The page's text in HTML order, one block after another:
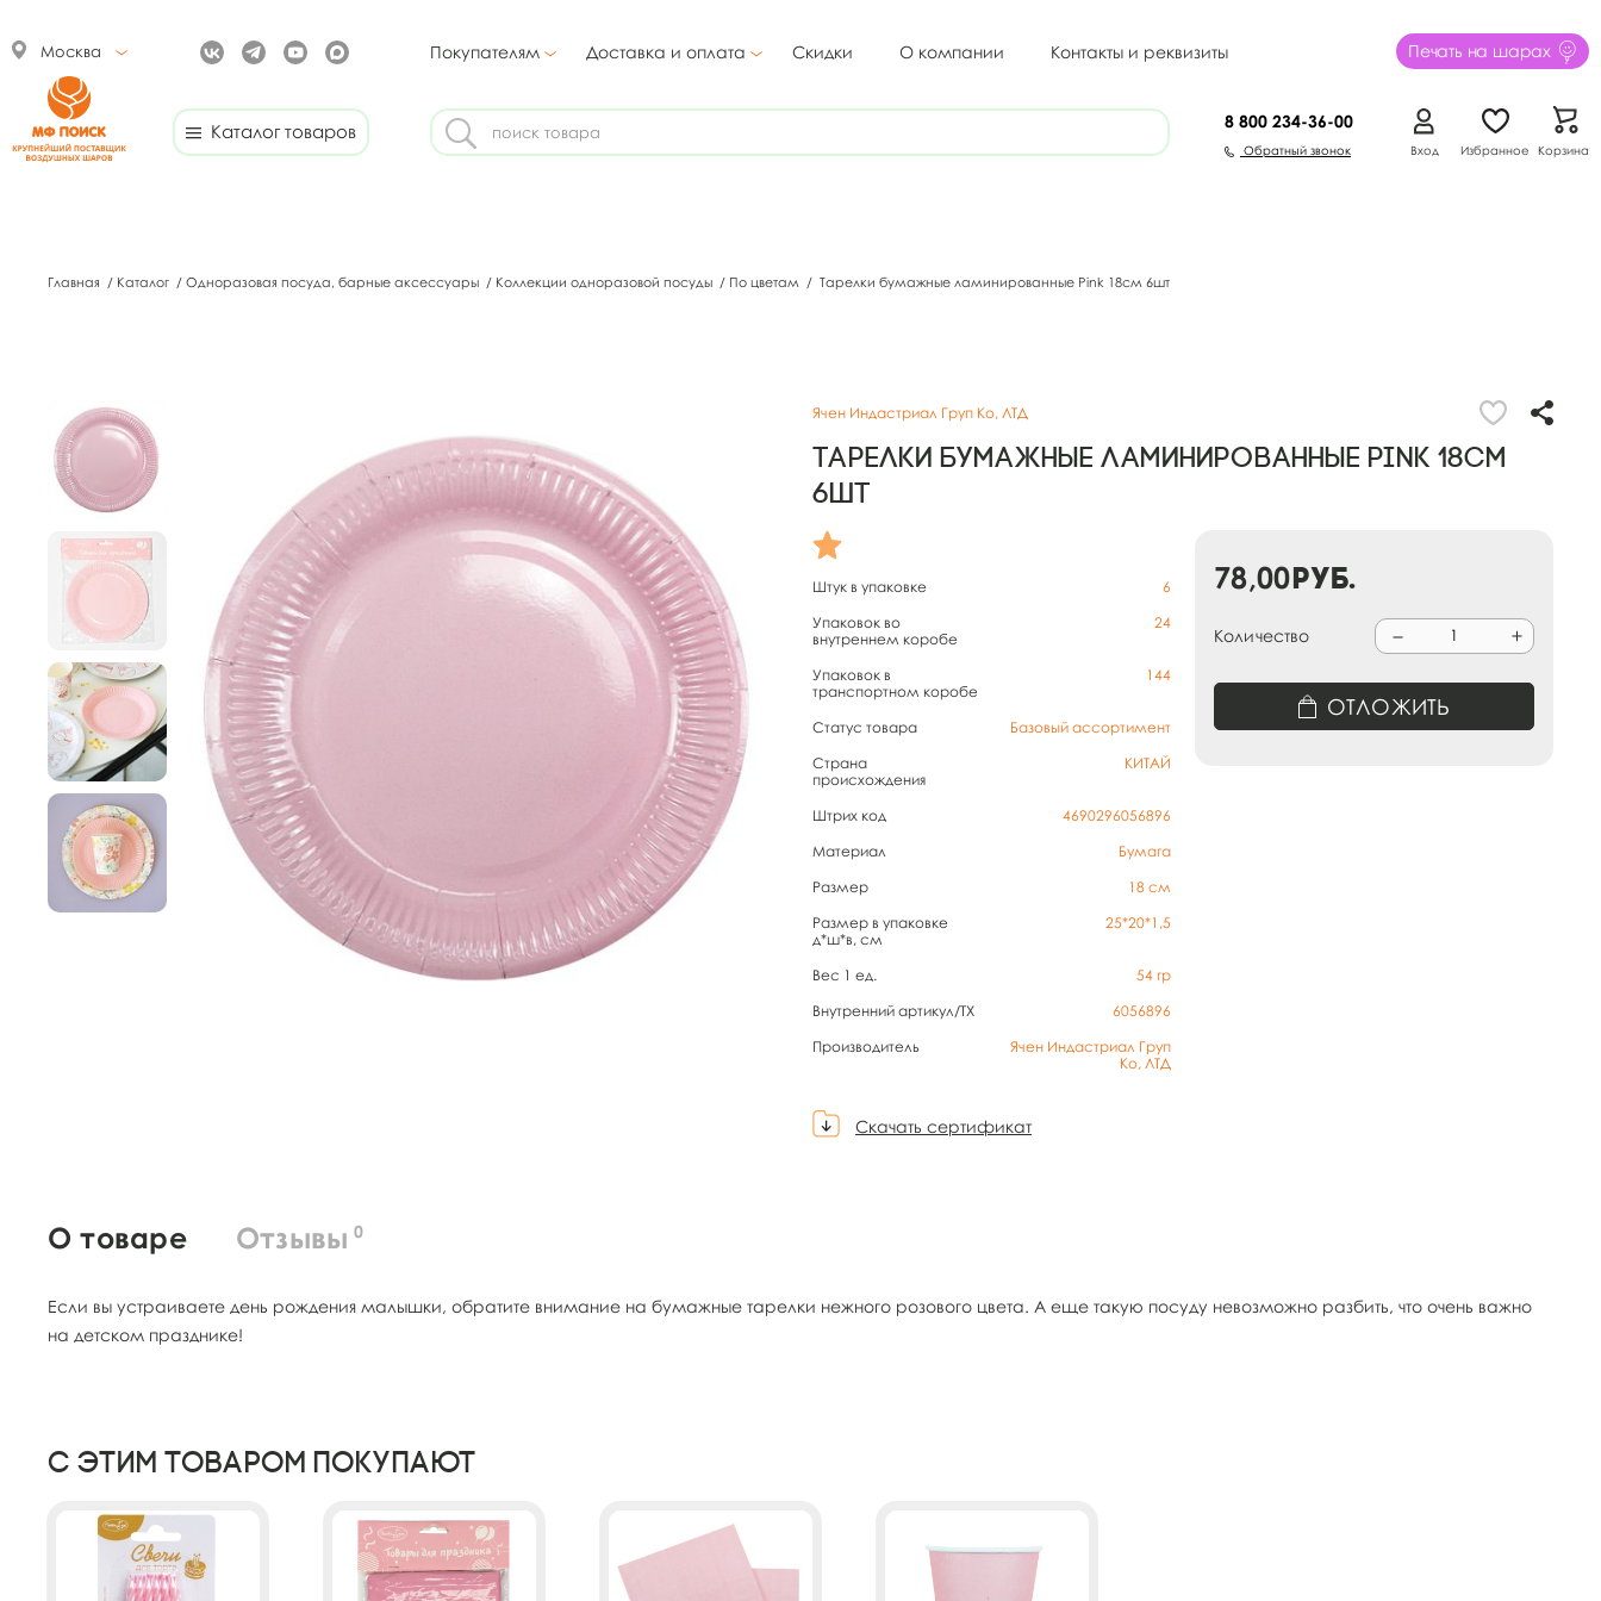
Москва Покупателям Доставка и оплата Скидки О компании Контакты и реквизиты Печать на шарах
Каталог товаров 8 800 234-36-00
Обратный звонок Вход Избранное Корзина
Главная / Каталог / Одноразовая посуда, барные аксессуары / Коллекции одноразовой посуды / По цветам / Тарелки бумажные ламинированные Pink 18см 6шт
Ячен Индастриал Груп Ко, ЛТД
Тарелки бумажные ламинированные Pink 18см
6шт
Штук в упаковке
6
Упаковок во
внутреннем коробе
24
Упаковок в
транспортном коробе
144
Статус товара
Базовый ассортимент
Страна
происхождения
КИТАЙ
Штрих код
4690296056896
Материал
Бумага
Размер
18 см
Размер в упаковке
д*ш*в, см
25*20*1,5
Вес 1 ед. 54 гр
Внутренний артикул/TX
6056896
Производитель
Ячен Индастриал Груп
Ко, ЛТД
Скачать сертификат
78,00руб.
Количество
ОТЛОЖИТЬ
О товаре Отзывы 0
Если вы устраиваете день рождения малышки, обратите внимание на бумажные тарелки нежного розового цвета. А еще такую посуду невозможно разбить, что очень важно
на детском празднике!
С этим товаром покупают